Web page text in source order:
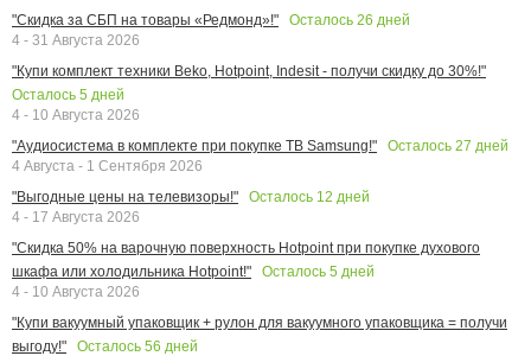
"Скидка за СБП на товары «Редмонд»!" Осталось 26 дней
4 - 31 Августа 2026
"Купи комплект техники Beko, Hotpoint, Indesit - получи скидку до 30%!"
Осталось 5 дней
4 - 10 Августа 2026
"Аудиосистема в комплекте при покупке ТВ Samsung!"
Осталось 27 дней
4 Августа - 1 Сентября 2026
"Выгодные цены на телевизоры!"
Осталось 12 дней
4 - 17 Августа 2026
"Скидка 50% на варочную поверхность Hotpoint при покупке духового
шкафа или холодильника Hotpoint!"
Осталось 5 дней
4 - 10 Августа 2026
"Купи вакуумный упаковщик + рулон для вакуумного упаковщика = получи
выгоду!"
Осталось 56 дней